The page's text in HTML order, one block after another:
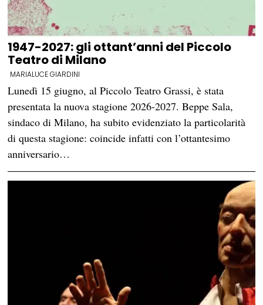
1947-2027: gli ottant’anni del Piccolo
Teatro di Milano
MARIALUCE GIARDINI
Lunedì 15 giugno, al Piccolo Teatro Grassi, è stata
presentata la nuova stagione 2026-2027. Beppe Sala,
sindaco di Milano, ha subito evidenziato la particolarità
di questa stagione: coincide infatti con l’ottantesimo
anniversario…